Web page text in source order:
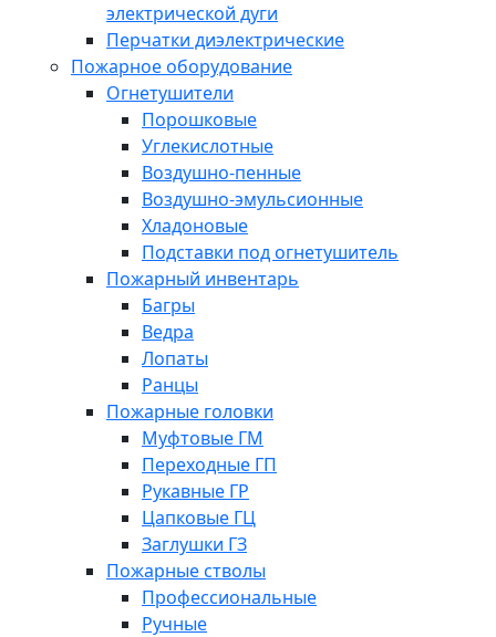
электрической дуги
Перчатки диэлектрические
Пожарное оборудование
Огнетушители
Порошковые
Углекислотные
Воздушно-пенные
Воздушно-эмульсионные
Хладоновые
Подставки под огнетушитель
Пожарный инвентарь
Багры
Ведра
Лопаты
Ранцы
Пожарные головки
Муфтовые ГМ
Переходные ГП
Рукавные ГР
Цапковые ГЦ
Заглушки ГЗ
Пожарные стволы
Профессиональные
Ручные